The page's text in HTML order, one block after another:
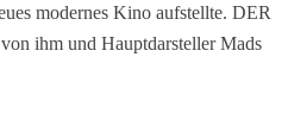
modernes Kino aufstellte. DER
ihm und Hauptdarsteller Mads